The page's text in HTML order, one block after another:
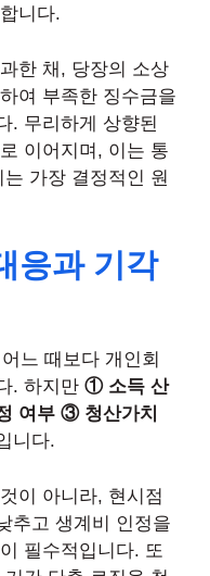
니다.
한 채, 당장의 소상
여 부족한 징수금을
. 무리하게 상향된
이어지며, 이는 통
가장 결정적인 원
응과 기각
느 때보다 개인회
. 하지만 ① 소득 산
여부 ③ 청산가치
니다.
이 아니라, 현시점
추고 생계비 인정을
필수적입니다. 또